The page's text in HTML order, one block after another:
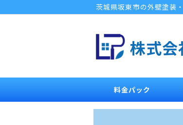
茨城県坂東市の外壁塗装
株式会
料金パック